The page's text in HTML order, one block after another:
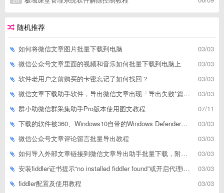
随机推荐
03/03
如何将微信文章图片批量下载到电脑
03/03
微信公众号文章里面的视频和音乐如何批量下载到电脑上
03/03
软件老用户之前购买的卡密忘记了如何找回？
03/03
微信文章下载助手软件，导出微信文章出现「导出失败*篇」如何解决
07/11
群小助微信群采集助手Pro版本使用图文教程
03/03
下载的软件被360、Windows10自带的Windows Defender、腾讯管家等杀毒软件误删了怎么解决
03/03
微信公众号文章评论留言批量导出教程
03/03
如何导入外部文章链接到微信文章导出助手批量下载，附上3种方式
03/03
安装fiddler证书提示“no installed fiddler found”或开启代理ip失败
03/03
fiddler配置及使用教程